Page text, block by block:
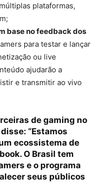
plataformas,
base no feedback dos
para testar e lançar
ou live
ajudarão a
e transmitir ao vivo
de gaming no
“Estamos
ecossistema de
O Brasil tem
e o programa
seus públicos